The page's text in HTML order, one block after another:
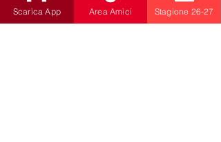
Scarica App Area Amici Stagione 26-27